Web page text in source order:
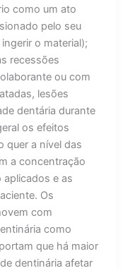
como um ato
pelo seu
o material);
recessões
ou com
lesões
dentária durante
os efeitos
quer a nível das
a concentração
e as
Os
com
como
que há maior
dentinária afetar